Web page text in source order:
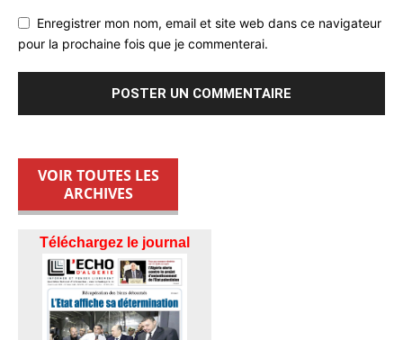
Enregistrer mon nom, email et site web dans ce navigateur
pour la prochaine fois que je commenterai.
VOIR TOUTES LES
ARCHIVES